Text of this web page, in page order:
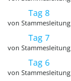
Tag 8
von Stammesleitung
Tag 7
von Stammesleitung
Tag 6
von Stammesleitung